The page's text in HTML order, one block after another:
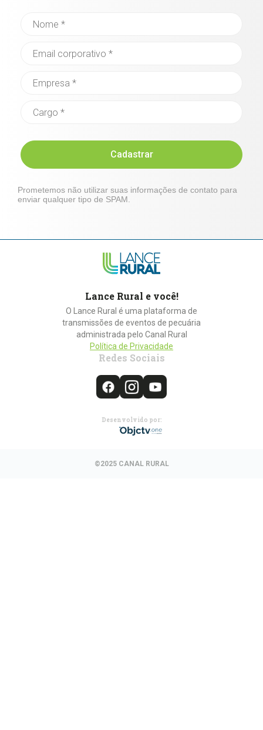
Cadastrar
Prometemos não utilizar suas informações de contato para
enviar qualquer tipo de SPAM.
Lance Rural e você!
O Lance Rural é uma plataforma de
transmissões de eventos de pecuária
administrada pelo Canal Rural
Política de Privacidade
Redes Sociais
Desenvolvido por:
©2025 CANAL RURAL